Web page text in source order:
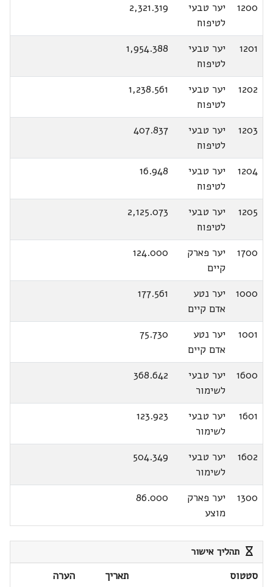
1200
יער טבעי
לטיפוח
2,321.319
1201
יער טבעי
לטיפוח
1,954.388
1202
יער טבעי
לטיפוח
1,238.561
1203
יער טבעי
לטיפוח
407.837
1204
יער טבעי
לטיפוח
16.948
1205
יער טבעי
לטיפוח
2,125.073
1700
יער פארק
קיים
124.000
1000
יער נטע
אדם קיים
177.561
1001
יער נטע
אדם קיים
75.730
1600
יער טבעי
לשימור
368.642
1601
יער טבעי
לשימור
123.923
1602
יער טבעי
לשימור
504.349
1300
יער פארק
מוצע
86.000
תהליך אישור
סטטוס תאריך
הערה